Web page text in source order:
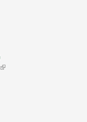
(link is external)